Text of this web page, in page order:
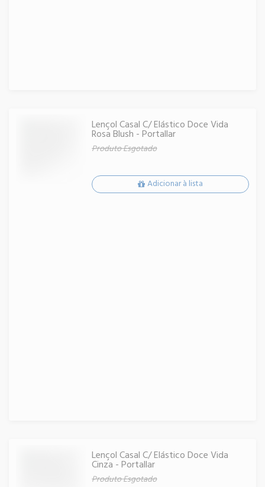
Lençol Casal C/ Elástico Doce Vida
Rosa Blush - Portallar
Produto Esgotado
Adicionar à lista
Lençol Casal C/ Elástico Doce Vida
Cinza - Portallar
Produto Esgotado